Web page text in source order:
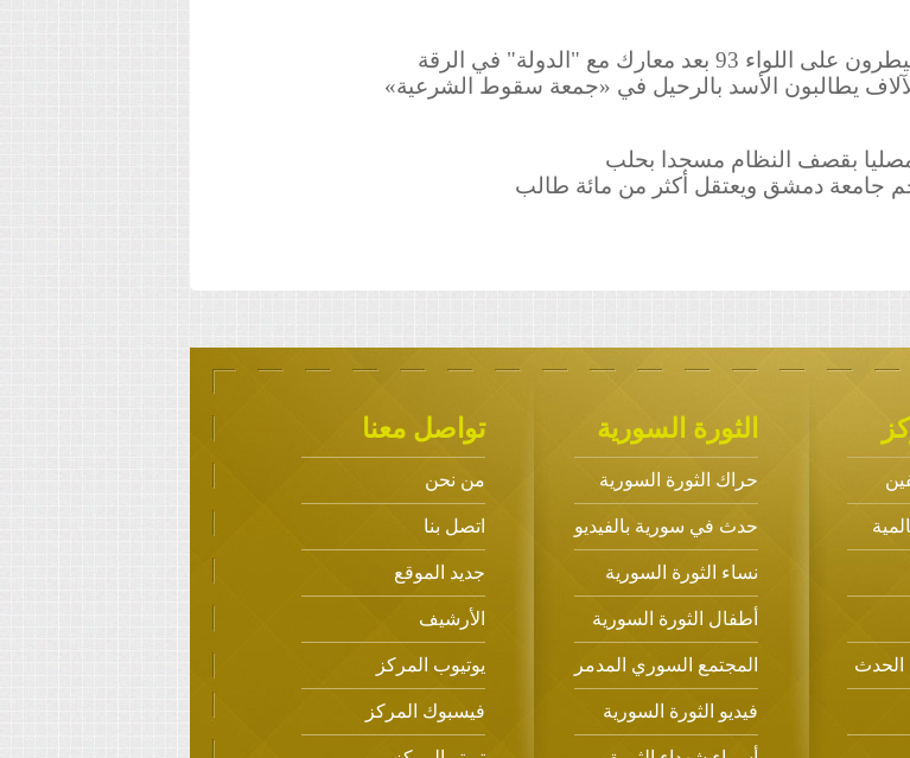
الحدث
الثورة السورية
حراك الثورة السورية
حدث في سورية بالفيديو
نساء الثورة السورية
أطفال الثورة السورية
المجتمع السوري المدمر
فيديو الثورة السورية
تواصل معنا
من نحن
اتصل بنا
جديد الموقع
الأرشيف
يوتيوب المركز
فيسبوك المركز